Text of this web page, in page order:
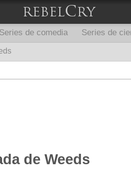
Series de comedia Series de
de Weeds